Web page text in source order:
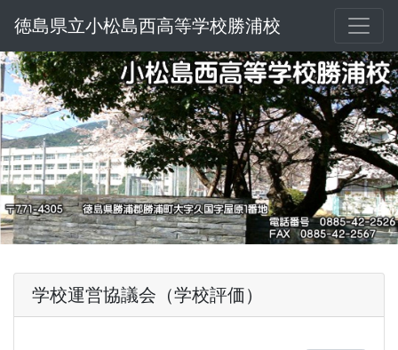
徳島県立小松島西高等学校勝浦校
学校運営協議会（学校評価）